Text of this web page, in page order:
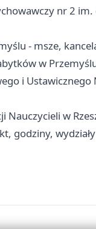
nr 2
- msze,
w
i
w
godziny, wydziały